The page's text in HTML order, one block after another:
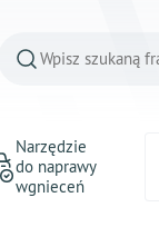
Narzędzie
do naprawy
wgnieceń